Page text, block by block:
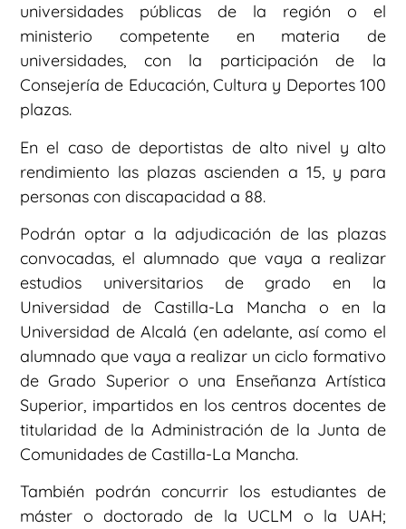
universidades públicas de la región o el
ministerio competente en materia de
universidades, con la participación de la
Consejería de Educación, Cultura y Deportes 100
plazas.
En el caso de deportistas de alto nivel y alto
rendimiento las plazas ascienden a 15, y para
personas con discapacidad a 88.
Podrán optar a la adjudicación de las plazas
convocadas, el alumnado que vaya a realizar
estudios universitarios de grado en la
Universidad de Castilla-La Mancha o en la
Universidad de Alcalá (en adelante, así como el
alumnado que vaya a realizar un ciclo formativo
de Grado Superior o una Enseñanza Artística
Superior, impartidos en los centros docentes de
titularidad de la Administración de la Junta de
Comunidades de Castilla-La Mancha.
También podrán concurrir los estudiantes de
máster o doctorado de la UCLM o la UAH;